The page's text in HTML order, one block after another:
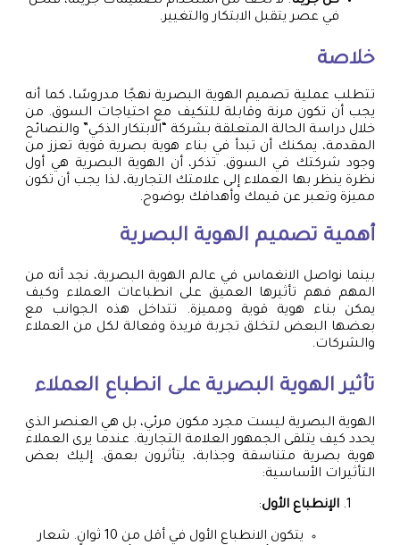
في عصر يتقبل الابتكار والتغيير.
خلاصة
تتطلب عملية تصميم الهوية البصرية نهجًا مدروسًا، كما أنه
يجب أن تكون مرنة وقابلة للتكيف مع احتياجات السوق. من
خلال دراسة الحالة المتعلقة بشركة “الابتكار الذكي” والنصائح
المقدمة، يمكنك أن تبدأ في بناء هوية بصرية قوية تعزز من
وجود شركتك في السوق. تذكر، أن الهوية البصرية هي أول
نظرة ينظر بها العملاء إلى علامتك التجارية، لذا يجب أن تكون
مميزة وتعبر عن قيمك وأهدافك بوضوح.
أهمية تصميم الهوية البصرية
بينما نواصل الانغماس في عالم الهوية البصرية، نجد أنه من
المهم فهم تأثيرها العميق على انطباعات العملاء وكيف
يمكن بناء هوية قوية ومميزة. تتداخل هذه الجوانب مع
بعضها البعض لتخلق تجربة فريدة وفعالة لكل من العملاء
والشركات.
تأثير الهوية البصرية على انطباع العملاء
الهوية البصرية ليست مجرد مكون مرئي، بل هي العنصر الذي
يحدد كيف يتلقى الجمهور العلامة التجارية. عندما يرى العملاء
هوية بصرية متناسقة وجذابة، يتأثرون بعمق. إليك بعض
التأثيرات الأساسية:
الإنطباع الأول:
يتكون الانطباع الأول في أقل من 10 ثوانٍ. شعار